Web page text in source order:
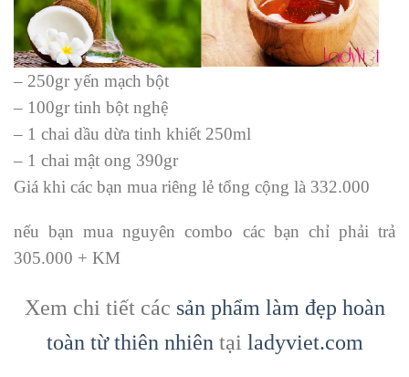
– 250gr yến mạch bột
– 100gr tinh bột nghệ
– 1 chai dầu dừa tinh khiết 250ml
– 1 chai mật ong 390gr
Giá khi các bạn mua riêng lẻ tổng cộng là 332.000
nếu bạn mua nguyên combo các bạn chỉ phải trả
305.000 + KM
Xem chi tiết các sản phẩm làm đẹp hoàn
toàn từ thiên nhiêntại ladyviet.com